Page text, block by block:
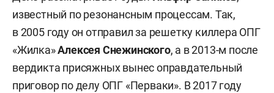
известный по резонансным процессам. Так,
в 2005 году он отправил за решетку киллера ОПГ
«Жилка»Алексея Снежинского, а в 2013-м после
вердикта присяжных вынес оправдательный
приговор по делу ОПГ «Перваки». В 2017 году